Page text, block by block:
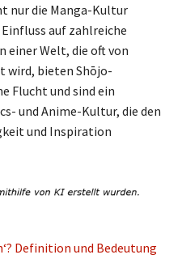
nur die Manga-Kultur
auf zahlreiche
einer Welt, die oft von
wird, bieten Shōjo-
Flucht und sind ein
und Anime-Kultur, die den
und Inspiration
Definition und Bedeutung